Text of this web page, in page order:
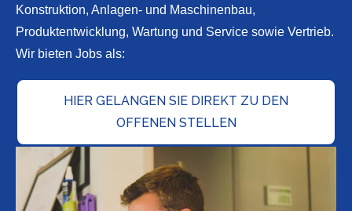
Konstruktion, Anlagen- und Maschinenbau,
Produktentwicklung, Wartung und Service sowie Vertrieb.
Wir bieten Jobs als:
HIER GELANGEN SIE DIREKT ZU DEN
OFFENEN STELLEN